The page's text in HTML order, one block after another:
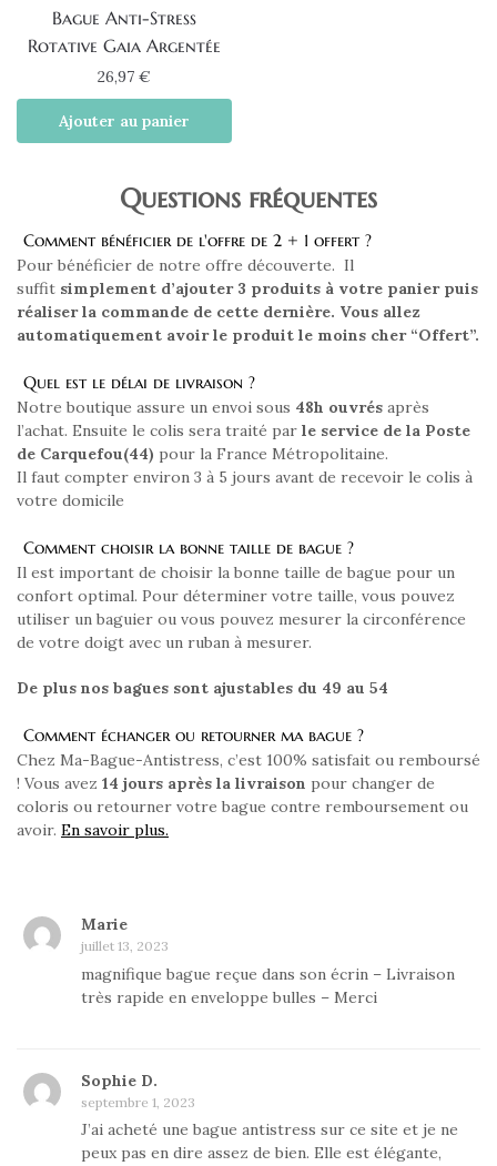
Bague Anti-Stress
Rotative Gaia Argentée
26,97 €
Ajouter au panier
Questions fréquentes
Comment bénéficier de l'offre de 2 + 1 offert ?
Pour bénéficier de notre offre découverte. Il
suffit simplement d’ajouter 3 produits à votre panier puis
réaliser la commande de cette dernière. Vous allez
automatiquement avoir le produit le moins cher “Offert”.
Quel est le délai de livraison ?
Notre boutique assure un envoi sous 48h ouvrés après
l’achat. Ensuite le colis sera traité par le service de la Poste
de Carquefou(44) pour la France Métropolitaine.
Il faut compter environ 3 à 5 jours avant de recevoir le colis à
votre domicile
Comment choisir la bonne taille de bague ?
Il est important de choisir la bonne taille de bague pour un
confort optimal. Pour déterminer votre taille, vous pouvez
utiliser un baguier ou vous pouvez mesurer la circonférence
de votre doigt avec un ruban à mesurer.
De plus nos bagues sont ajustables du 49 au 54
Comment échanger ou retourner ma bague ?
Chez Ma-Bague-Antistress, c’est 100% satisfait ou remboursé
! Vous avez 14 jours après la livraison pour changer de
coloris ou retourner votre bague contre remboursement ou
avoir. En savoir plus.
Marie
juillet 13, 2023
magnifique bague reçue dans son écrin – Livraison
très rapide en enveloppe bulles – Merci
Sophie D.
septembre 1, 2023
J’ai acheté une bague antistress sur ce site et je ne
peux pas en dire assez de bien. Elle est élégante,